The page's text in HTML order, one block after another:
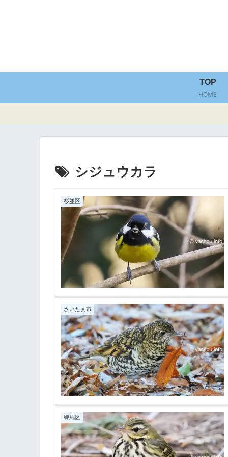
TOP
HOME
シジュウカラ
杉並区
さいたま市
練馬区